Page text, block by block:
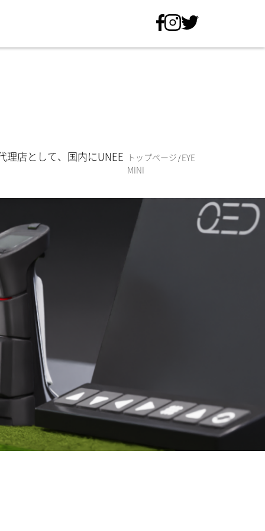
トップページ /EYE
MINI
理店として、国内にUNEE